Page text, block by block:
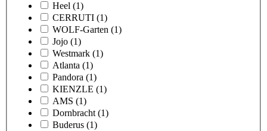
Heel (1)
CERRUTI (1)
WOLF-Garten (1)
Jojo (1)
Westmark (1)
Atlanta (1)
Pandora (1)
KIENZLE (1)
AMS (1)
Dornbracht (1)
Buderus (1)